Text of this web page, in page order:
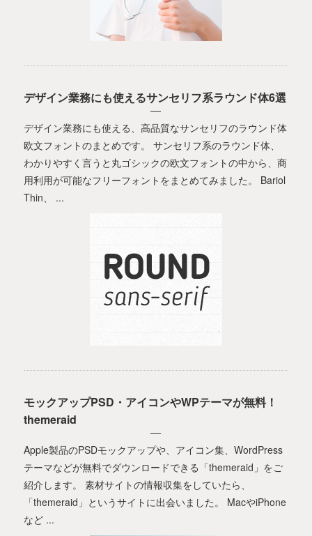
デザイン業務にも使えるサンセリフ系ラウンド体6選
デザイン業務にも使える、高品質なサンセリフのラウンド体
欧文フォントのまとめです。 サンセリフ系のラウンド体、
わかりやすく言うと丸ゴシックの欧文フォントの中から、商
用利用が可能なフリーフォントをまとめてみました。 Bariol
Thin、 ...
モックアップPSD・アイコンやWPテーマが無料！
themeraid
Apple製品のPSDモックアップや、アイコン集、WordPress
テーマなどが無料でダウンロードできる「themeraid」をご
紹介します。 素材サイトの情報収集をしていたら、
「themeraid」というサイトに出会いました。 MacやiPhone
など ...